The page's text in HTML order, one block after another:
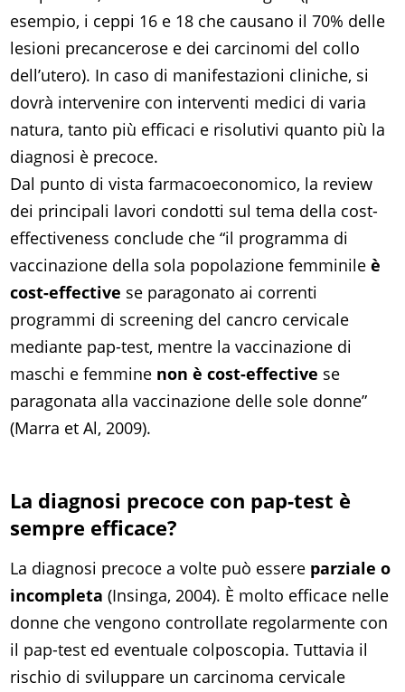
esempio, i ceppi 16 e 18 che causano il 70% delle
lesioni precancerose e dei carcinomi del collo
dell’utero). In caso di manifestazioni cliniche, si
dovrà intervenire con interventi medici di varia
natura, tanto più efficaci e risolutivi quanto più la
diagnosi è precoce.
Dal punto di vista farmacoeconomico, la review
dei principali lavori condotti sul tema della cost-
effectiveness conclude che “il programma di
vaccinazione della sola popolazione femminileè
cost-effective se paragonato ai correnti
programmi di screening del cancro cervicale
mediante pap-test, mentre la vaccinazione di
maschi e femmine non è cost-effective se
paragonata alla vaccinazione delle sole donne”
(Marra et Al, 2009).
La diagnosi precoce con pap-test è
sempre efficace?
La diagnosi precoce a volte può essere parziale o
incompleta (Insinga, 2004). È molto efficace nelle
donne che vengono controllate regolarmente con
il pap-test ed eventuale colposcopia. Tuttavia il
rischio di sviluppare un carcinoma cervicale